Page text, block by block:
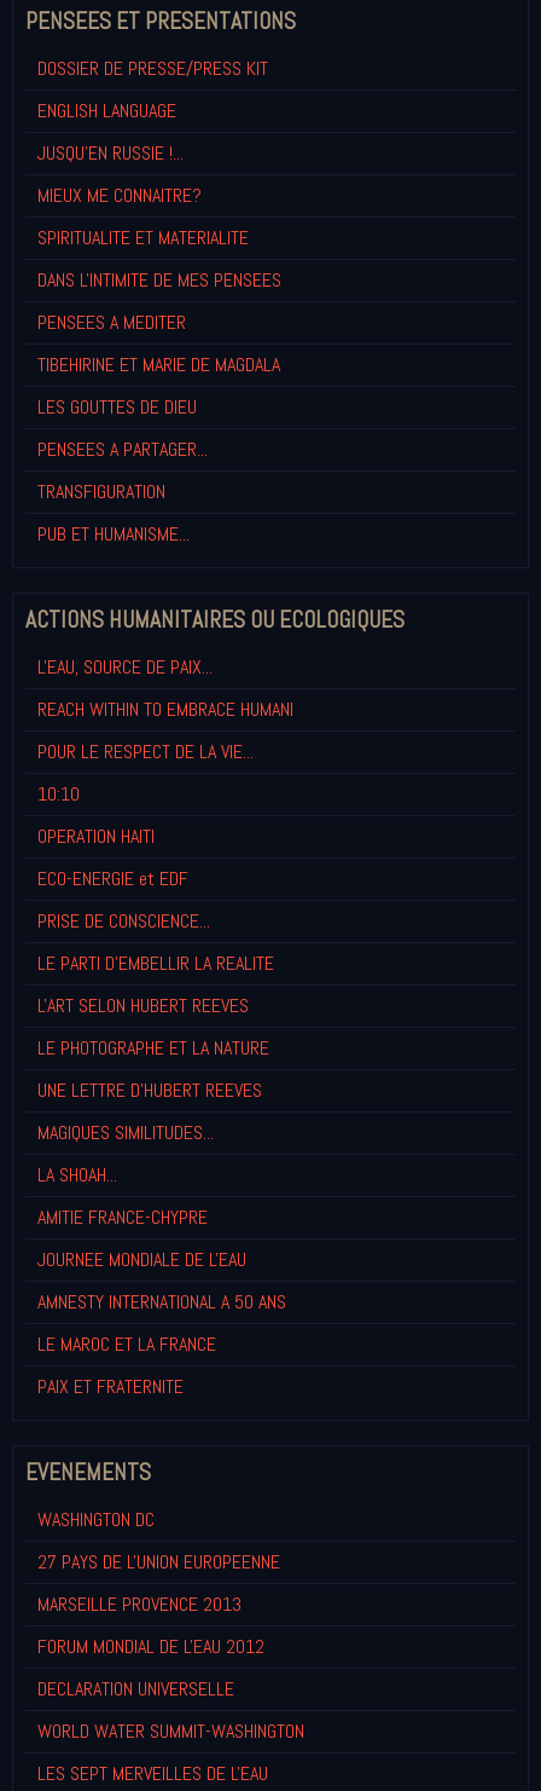
PENSEES ET PRESENTATIONS
DOSSIER DE PRESSE/PRESS KIT
ENGLISH LANGUAGE
JUSQU'EN RUSSIE !...
MIEUX ME CONNAITRE?
SPIRITUALITE ET MATERIALITE
DANS L'INTIMITE DE MES PENSEES
PENSEES A MEDITER
TIBEHIRINE ET MARIE DE MAGDALA
LES GOUTTES DE DIEU
PENSEES A PARTAGER...
TRANSFIGURATION
PUB ET HUMANISME...
ACTIONS HUMANITAIRES OU ECOLOGIQUES
L'EAU, SOURCE DE PAIX...
REACH WITHIN TO EMBRACE HUMANI
POUR LE RESPECT DE LA VIE...
10:10
OPERATION HAITI
ECO-ENERGIE et EDF
PRISE DE CONSCIENCE...
LE PARTI D'EMBELLIR LA REALITE
L'ART SELON HUBERT REEVES
LE PHOTOGRAPHE ET LA NATURE
UNE LETTRE D'HUBERT REEVES
MAGIQUES SIMILITUDES...
LA SHOAH...
AMITIE FRANCE-CHYPRE
JOURNEE MONDIALE DE L'EAU
AMNESTY INTERNATIONAL A 50 ANS
LE MAROC ET LA FRANCE
PAIX ET FRATERNITE
EVENEMENTS
WASHINGTON DC
27 PAYS DE L'UNION EUROPEENNE
MARSEILLE PROVENCE 2013
FORUM MONDIAL DE L'EAU 2012
DECLARATION UNIVERSELLE
WORLD WATER SUMMIT-WASHINGTON
LES SEPT MERVEILLES DE L'EAU